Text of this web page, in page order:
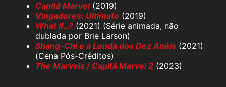
Capitã Marvel(2019)
Vingadores: Ultimato (2019)
What If…? (2021) (Série animada, não
dublada por Brie Larson)
Shang-Chi e a Lenda dos Dez Anéis (2021)
(Cena Pós-Créditos)
The Marvels / Capitã Marvel 2 (2023)